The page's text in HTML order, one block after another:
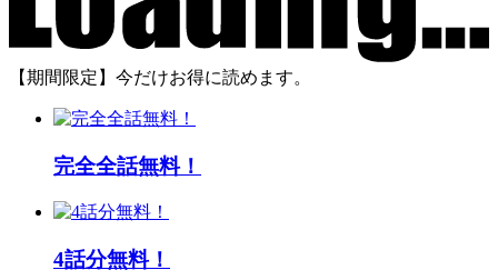
【期間限定】今だけお得に読めます。
完全全話無料！
4話分無料！